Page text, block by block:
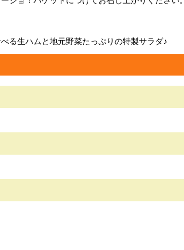
る生ハムと地元野菜たっぷりの特製サラダ♪